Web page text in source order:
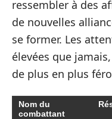
ressembler à des
de nouvelles
se former. Les
élevées que
de plus en plus
Nom du
combattant